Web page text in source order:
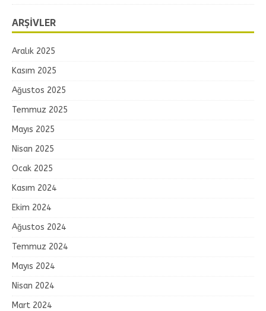
ARŞIVLER
Aralık 2025
Kasım 2025
Ağustos 2025
Temmuz 2025
Mayıs 2025
Nisan 2025
Ocak 2025
Kasım 2024
Ekim 2024
Ağustos 2024
Temmuz 2024
Mayıs 2024
Nisan 2024
Mart 2024